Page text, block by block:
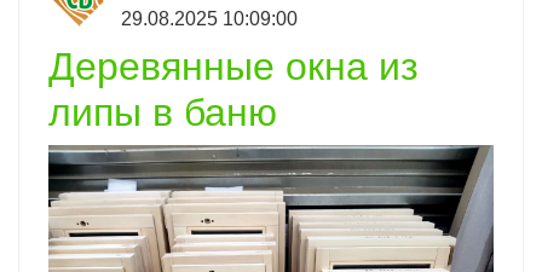
29.08.2025 10:09:00
Деревянные окна из
липы в баню